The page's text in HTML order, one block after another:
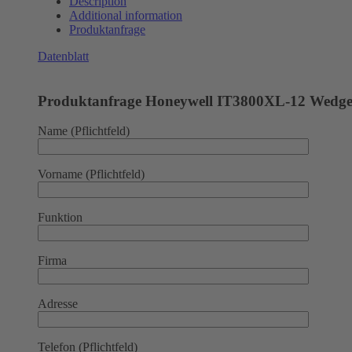
Additional information
Produktanfrage
Datenblatt
Produktanfrage Honeywell IT3800XL-12
Name (Pflichtfeld)
Vorname (Pflichtfeld)
Funktion
Firma
Adresse
Telefon (Pflichtfeld)